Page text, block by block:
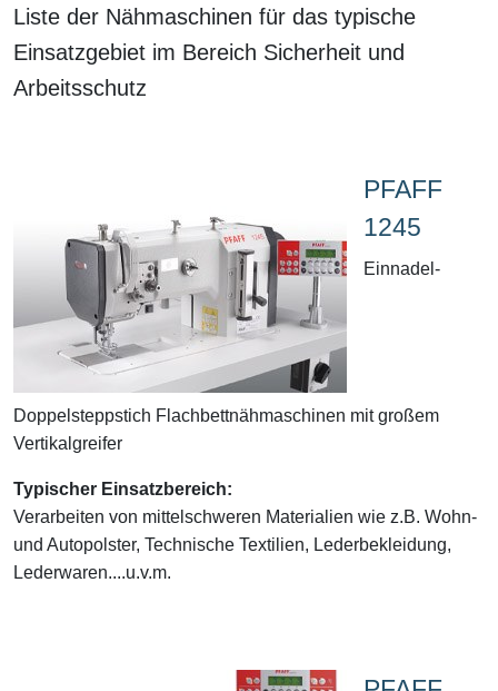
Liste der Nähmaschinen für das typische
Einsatzgebiet im Bereich Sicherheit und
Arbeitsschutz
PFAFF
1245
Einnadel-
Doppelsteppstich Flachbettnähmaschinen mit großem
Vertikalgreifer
Typischer Einsatzbereich:
Verarbeiten von mittelschweren Materialien wie z.B. Wohn-
und Autopolster, Technische Textilien, Lederbekleidung,
Lederwaren....u.v.m.